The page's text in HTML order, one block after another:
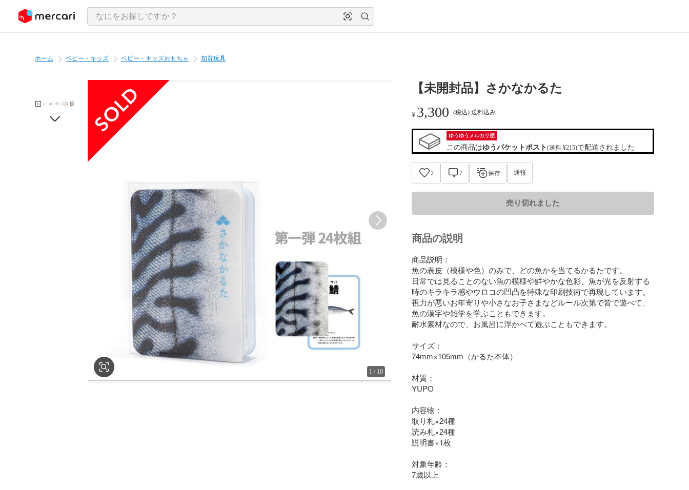
ツにスキップ
ホーム ベビー・キッズ ベビー・キッズおもちゃ 知育玩具
1 / 10
【未開封品】さかなかるた
¥ 3,300 (税込) 送料込み
ゆうゆうメルカリ便
この商品はゆうパケットポスト(送料 ¥215)で配送されました
2 7 保存 通報
売り切れました
商品の説明
商品説明：
魚の表皮（模様や色）のみで、どの魚かを当てるかるたです。
日常では見ることのない魚の模様や鮮やかな色彩、魚が光を反射する
時のキラキラ感やウロコの凹凸を特殊な印刷技術で再現しています。
視力が悪いお年寄りや小さなお子さまなどルール次第で皆で遊べて、
魚の漢字や雑学を学ぶこともできます。
耐水素材なので、お風呂に浮かべて遊ぶこともできます。
サイズ：
74mm×105mm（かるた本体）
材質：
YUPO
内容物：
取り札×24種
読み札×24種
説明書×1枚
対象年齢：
7歳以上